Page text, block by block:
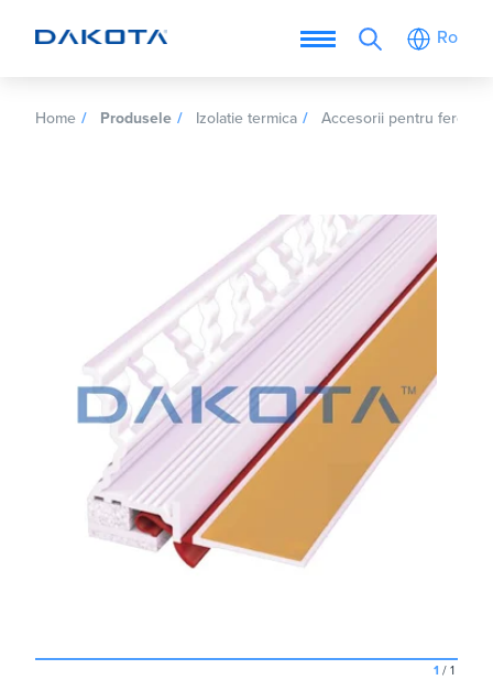
Ro
Home Produsele Izolatie termica Accesorii pentru
1 /1